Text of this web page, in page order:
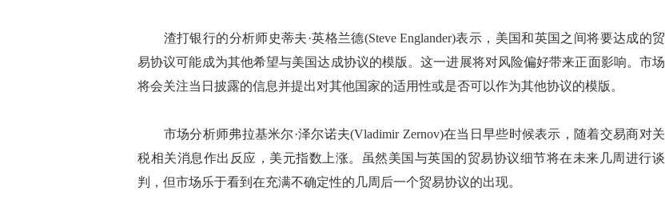
渣打银行的分析师史蒂夫·英格兰德(Steve Englander)表示，美国和英国之间将要达成的贸
易协议可能成为其他希望与美国达成协议的模版。这一进展将对风险偏好带来正面影响。市场
将会关注当日披露的信息并提出对其他国家的适用性或是否可以作为其他协议的模版。
市场分析师弗拉基米尔·泽尔诺夫(Vladimir Zernov)在当日早些时候表示，随着交易商对关
税相关消息作出反应，美元指数上涨。虽然美国与英国的贸易协议细节将在未来几周进行谈
判，但市场乐于看到在充满不确定性的几周后一个贸易协议的出现。